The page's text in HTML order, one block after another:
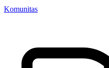
Komunitas